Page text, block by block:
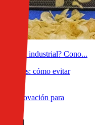
fritura industrial? Cono...
cómo evitar
innovación para